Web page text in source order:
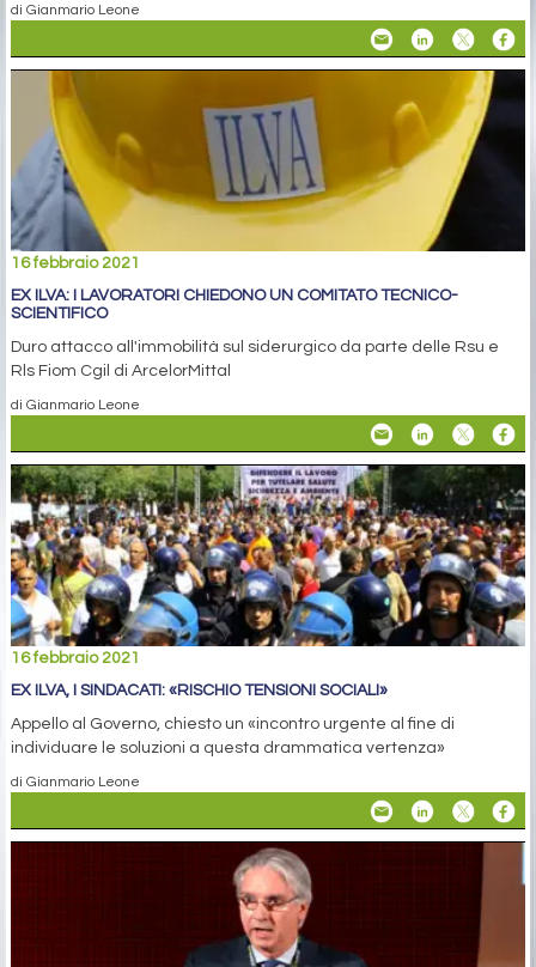
di Gianmario Leone
16 febbraio 2021
EX ILVA: I LAVORATORI CHIEDONO UN COMITATO TECNICO-
SCIENTIFICO
Duro attacco all'immobilità sul siderurgico da parte delle Rsu e
Rls Fiom Cgil di ArcelorMittal
di Gianmario Leone
16 febbraio 2021
EX ILVA, I SINDACATI: «RISCHIO TENSIONI SOCIALI»
Appello al Governo, chiesto un «incontro urgente al fine di
individuare le soluzioni a questa drammatica vertenza»
di Gianmario Leone